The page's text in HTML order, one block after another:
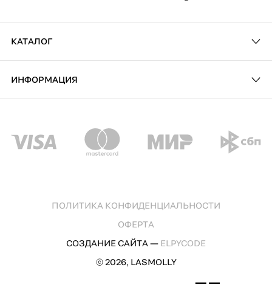
КАТАЛОГ
ИНФОРМАЦИЯ
© 2026, LASMOLLY
ПОЛИТИКА КОНФИДЕНЦИАЛЬНОСТИ
ОФЕРТА
СОЗДАНИЕ САЙТА — ELPYCODE